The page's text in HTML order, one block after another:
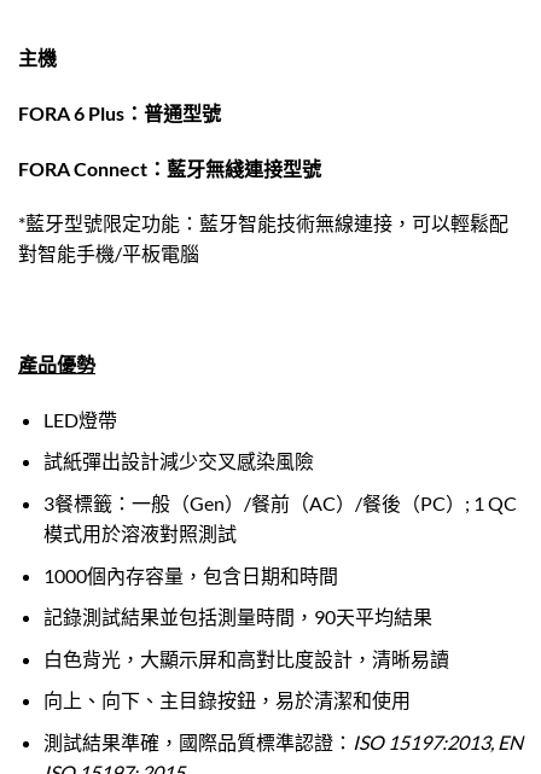
主機
FORA 6 Plus：普通型號
FORA Connect：藍牙無綫連接型號
*藍牙型號限定功能：藍牙智能技術無線連接，可以輕鬆配
對智能手機/平板電腦
產品優勢
LED燈帶
試紙彈出設計減少交叉感染風險
3餐標籤：一般（Gen）/餐前（AC）/餐後（PC）; 1 QC
模式用於溶液對照測試
1000個內存容量，包含日期和時間
記錄測試結果並包括測量時間，90天平均結果
白色背光，大顯示屏和高對比度設計，清晰易讀
向上、向下、主目錄按鈕，易於清潔和使用
測試結果準確，國際品質標準認證： ISO 15197:2013, EN